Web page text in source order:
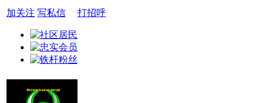
加关注 写私信 打招呼